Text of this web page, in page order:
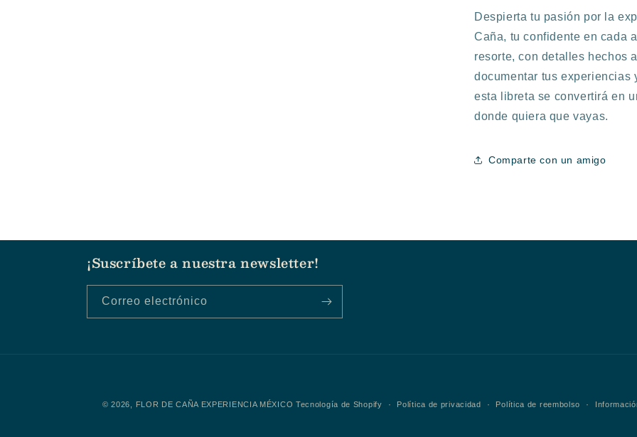
Despierta tu pasión por la
Caña, tu confidente en cada
resorte, con detalles hechos
documentar tus experiencias
esta libreta se convertirá en
donde quiera que vayas.
Comparte con un amigo
¡Suscríbete a nuestra newsletter!
Correo electrónico
© 2026, FLOR DE CAÑA EXPERIENCIA MÉXICO Tecnología de Shopify Política de privacidad Política de reembolso